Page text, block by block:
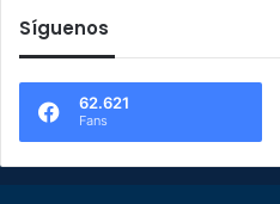
Síguenos
62.621
Fans